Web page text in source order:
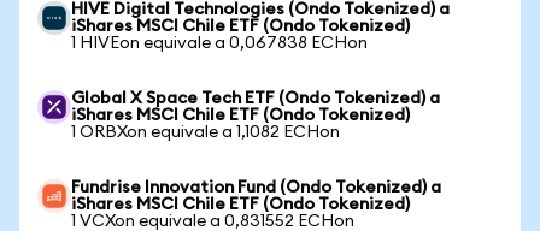
HIVE Digital Technologies (Ondo Tokenized) a
iShares MSCI Chile ETF (Ondo Tokenized)
1 HIVEon equivale a 0,067838 ECHon
Global X Space Tech ETF (Ondo Tokenized) a
iShares MSCI Chile ETF (Ondo Tokenized)
1 ORBXon equivale a 1,1082 ECHon
Fundrise Innovation Fund (Ondo Tokenized) a
iShares MSCI Chile ETF (Ondo Tokenized)
1 VCXon equivale a 0,831552 ECHon